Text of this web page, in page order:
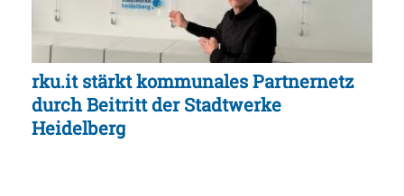
rku.it stärkt kommunales Partnernetz
durch Beitritt der Stadtwerke
Heidelberg